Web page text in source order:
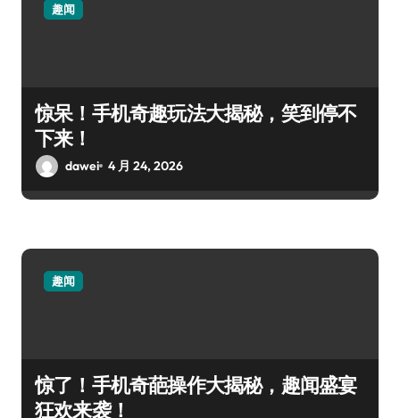
趣闻
惊呆！手机奇趣玩法大揭秘，笑到停不
下来！
dawei 4 月 24, 2026
趣闻
惊了！手机奇葩操作大揭秘，趣闻盛宴
狂欢来袭！